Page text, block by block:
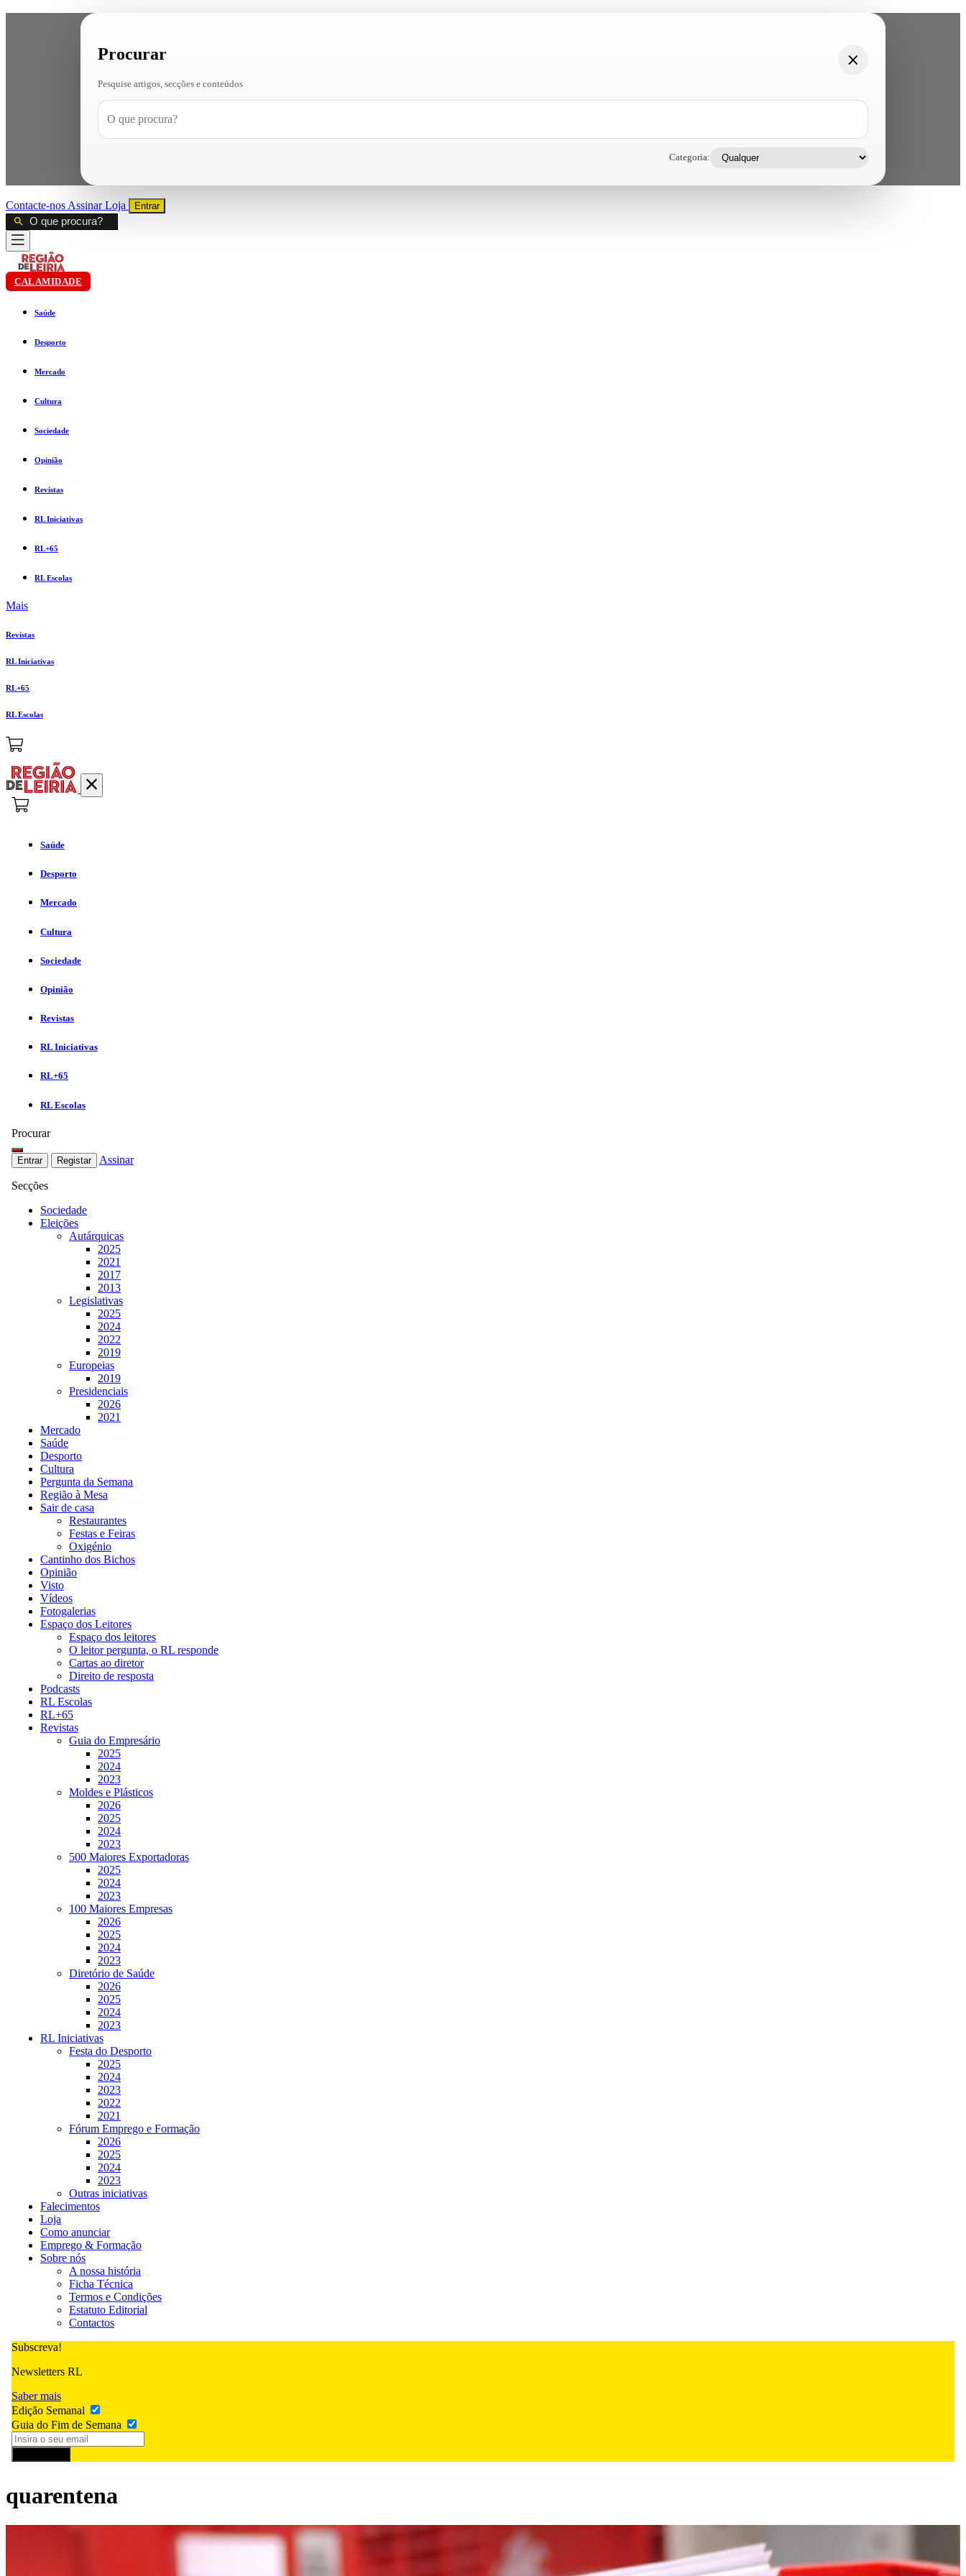
Procurar
Pesquise artigos, secções e conteúdos
Categoria:
Contacte-nos AssinarLoja Entrar
CALAMIDADE
Saúde
Desporto
Mercado
Cultura
Sociedade
Opinião
Revistas
RL Iniciativas
RL+65
RL Escolas
Mais
Revistas
RL Iniciativas
RL+65
RL Escolas
Saúde
Desporto
Mercado
Cultura
Sociedade
Opinião
Revistas
RL Iniciativas
RL+65
RL Escolas
Procurar
Entrar Registar Assinar
Secções
Sociedade
Eleições
Autárquicas
2025
2021
2017
2013
Legislativas
2025
2024
2022
2019
Europeias
2019
Presidenciais
2026
2021
Mercado
Saúde
Desporto
Cultura
Pergunta da Semana
Região à Mesa
Sair de casa
Restaurantes
Festas e Feiras
Oxigénio
Cantinho dos Bichos
Opinião
Visto
Vídeos
Fotogalerias
Espaço dos Leitores
Espaço dos leitores
O leitor pergunta, o RL responde
Cartas ao diretor
Direito de resposta
Podcasts
RL Escolas
RL+65
Revistas
Guia do Empresário
2025
2024
2023
Moldes e Plásticos
2026
2025
2024
2023
500 Maiores Exportadoras
2025
2024
2023
100 Maiores Empresas
2026
2025
2024
2023
Diretório de Saúde
2026
2025
2024
2023
RL Iniciativas
Festa do Desporto
2025
2024
2023
2022
2021
Fórum Emprego e Formação
2026
2025
2024
2023
Outras iniciativas
Falecimentos
Loja
Como anunciar
Emprego & Formação
Sobre nós
A nossa história
Ficha Técnica
Termos e Condições
Estatuto Editorial
Contactos
Subscreva!
Newsletters RL
Saber mais
Edição Semanal
Guia do Fim de Semana
quarentena